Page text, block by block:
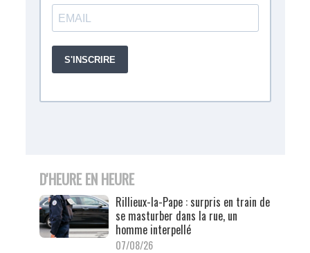
D'HEURE EN HEURE
Rillieux-la-Pape : surpris en train de
se masturber dans la rue, un
homme interpellé
07/08/26